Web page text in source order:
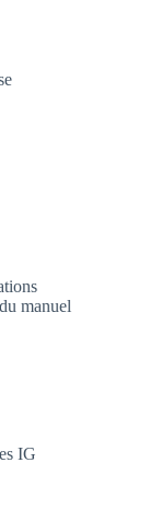
manuel
IG